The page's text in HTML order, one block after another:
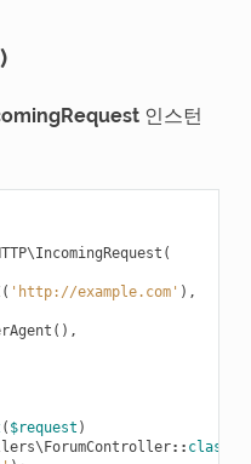
인스턴
(
( 'http://example.com' ),
(),
( $request )
:: class